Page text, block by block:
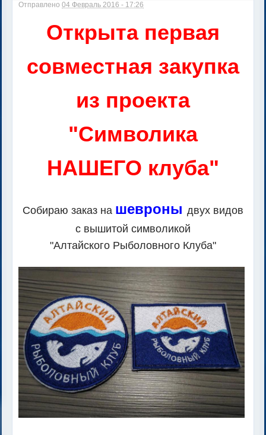
Отправлено04 Февраль 2016 - 17:26
Открыта первая
совместная закупка
из проекта
"Символика
НАШЕГО клуба"
Собираю заказ на шевроны двух видов
с вышитой символикой
"Алтайского Рыболовного Клуба"